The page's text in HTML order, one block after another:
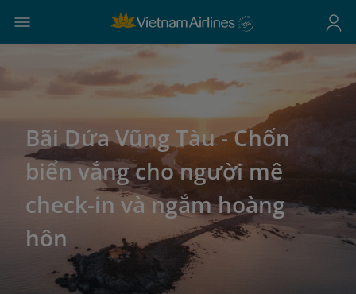
Bãi Dứa Vũng Tàu - Chốn
biển vắng cho người mê
check-in và ngắm hoàng
hôn